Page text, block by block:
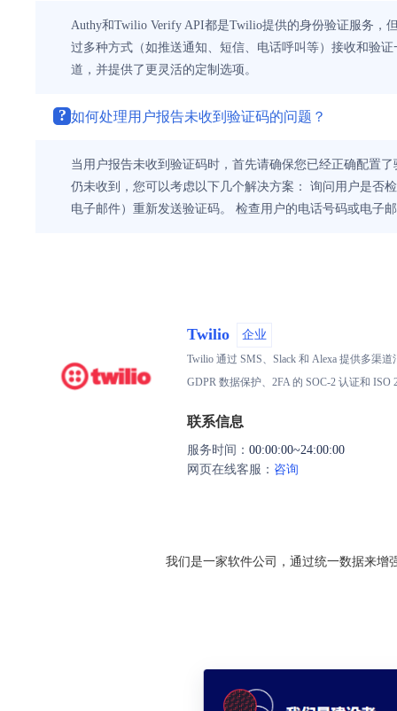
Authy和Twilio Verify API都是Twilio提供的身份验证服务，
过多种方式（如推送通知、短信、电话呼叫等）接收和验
道，并提供了更灵活的定制选项。
? 如何处理用户报告未收到验证码的问题？
当用户报告未收到验证码时，首先请确保您已经正确配置
仍未收到，您可以考虑以下几个解决方案： 询问用户是否
电子邮件）重新发送验证码。 检查用户的电话号码或电子
Twilio 企业
Twilio 通过 SMS、Slack 和 Alexa 提供多渠
GDPR 数据保护、2FA 的 SOC-2 认证和 ISO
联系信息
服务时间： 00:00:00~24:00:00
网页在线客服： 咨询
我们是一家软件公司，通过统一数据来增